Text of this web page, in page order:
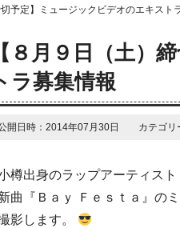
切予定】ミュージックビデオのエキスト
【８月９日（土）
ラ募集情報
開日時：2014年07月30日 カテゴリ
樽出身のラップアーティス
曲『Ｂａｙ Ｆｅｓｔａ』の
影します。